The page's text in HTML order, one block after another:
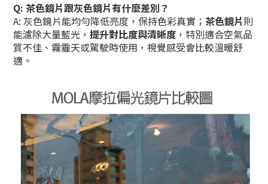
Q: 茶色鏡片跟灰色鏡片有什麼差別？
A: 灰色鏡片能均勻降低亮度，保持色彩真實； 茶色鏡片則
能濾除大量藍光， 提升對比度與清晰度 ，特別適合空氣品
質不佳、霧霾天或駕駛時使用，視覺感受會比較溫暖舒
適。